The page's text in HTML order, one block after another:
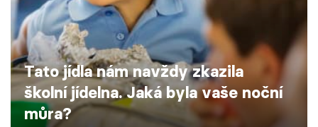
Škola vaření
Recepty z TV
Speciál: Cuketa
Těhotnej kuchař
Tato jídla nám navždy zkazila
školní jídelna. Jaká byla vaše noční
můra?